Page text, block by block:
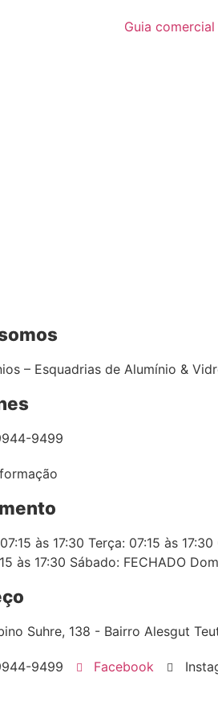
Guia comercial
– Esquadrias de Alumínio &
9499
às 17:30 Terça: 07:15 às
às 17:30 Sábado: FECHADO
Suhre, 138 - Bairro Alesgut
9499 Facebook